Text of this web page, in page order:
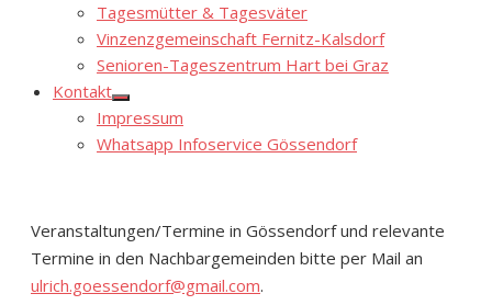
Tagesmütter & Tagesväter
Vinzenzgemeinschaft Fernitz-Kalsdorf
Senioren-Tageszentrum Hart bei Graz
Kontakt
Show
sub
menu
Impressum
Whatsapp Infoservice Gössendorf
Veranstaltungen/Termine in Gössendorf und relevante
Termine in den Nachbargemeinden bitte per Mail an
ulrich.goessendorf@gmail.com.